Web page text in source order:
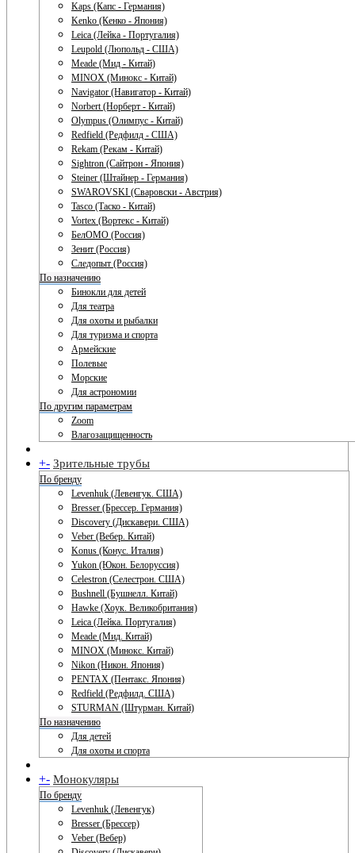
Kaps (Капс - Германия)
Kenko (Кенко - Япония)
Leica (Лейка - Португалия)
Leupold (Люпольд - США)
Meade (Мид - Китай)
MINOX (Минокс - Китай)
Navigator (Навигатор - Китай)
Norbert (Норберт - Китай)
Olympus (Олимпус - Китай)
Redfield (Редфилд - США)
Rekam (Рекам - Китай)
Sightron (Сайтрон - Япония)
Steiner (Штайнер - Германия)
SWAROVSKI (Сваровски - Австрия)
Tasco (Таско - Китай)
Vortex (Вортекс - Китай)
БелОМО (Россия)
Зенит (Россия)
Следопыт (Россия)
По назначению
Бинокли для детей
Для театра
Для охоты и рыбалки
Для туризма и спорта
Армейские
Полевые
Морские
Для астрономии
По другим параметрам
Zoom
Влагозащищенность
+- Зрительные трубы
По бренду
Levenhuk (Левенгук. США)
Bresser (Брессер. Германия)
Discovery (Дискавери. США)
Veber (Вебер. Китай)
Konus (Конус. Италия)
Yukon (Юкон. Белоруссия)
Celestron (Селестрон. США)
Bushnell (Бушнелл. Китай)
Hawke (Хоук. Великобритания)
Leica (Лейка. Португалия)
Meade (Мид. Китай)
MINOX (Минокс. Китай)
Nikon (Никон. Япония)
PENTAX (Пентакс. Япония)
Redfield (Редфилд. США)
STURMAN (Штурман. Китай)
По назначению
Для детей
Для охоты и спорта
+- Монокуляры
По бренду
Levenhuk (Левенгук)
Bresser (Брессер)
Veber (Вебер)